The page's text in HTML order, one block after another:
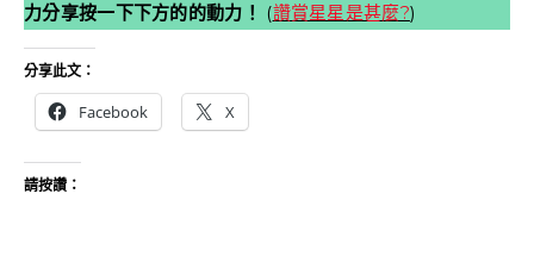
力分享按一下下方的的動力！
(讚賞星星是甚麼?)
分享此文：
Facebook X
請按讚：